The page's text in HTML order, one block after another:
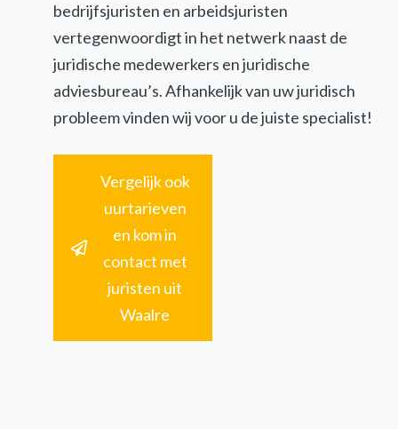
bedrijfsjuristen en arbeidsjuristen
vertegenwoordigt in het netwerk naast de
juridische medewerkers en juridische
adviesbureau’s. Afhankelijk van uw juridisch
probleem vinden wij voor u de juiste specialist!
Vergelijk ook
uurtarieven
en kom in
contact met
juristen uit
Waalre